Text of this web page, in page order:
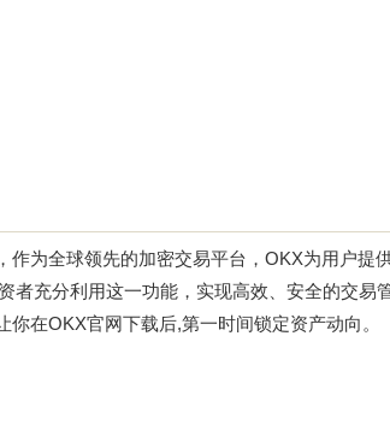
作为全球领先的加密交易平台，OKX为用户提
者充分利用这一功能，实现高效、安全的交易
你在OKX官网下载后,第一时间锁定资产动向。